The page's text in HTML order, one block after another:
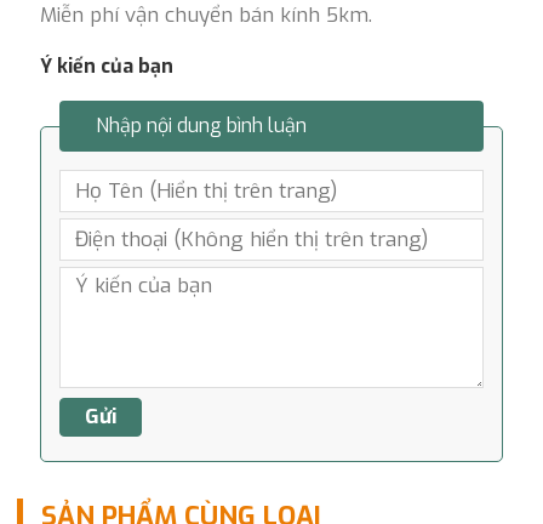
Miễn phí vận chuyển bán kính 5km.
Ý kiến của bạn
Nhập nội dung bình luận
SẢN PHẨM CÙNG LOẠI